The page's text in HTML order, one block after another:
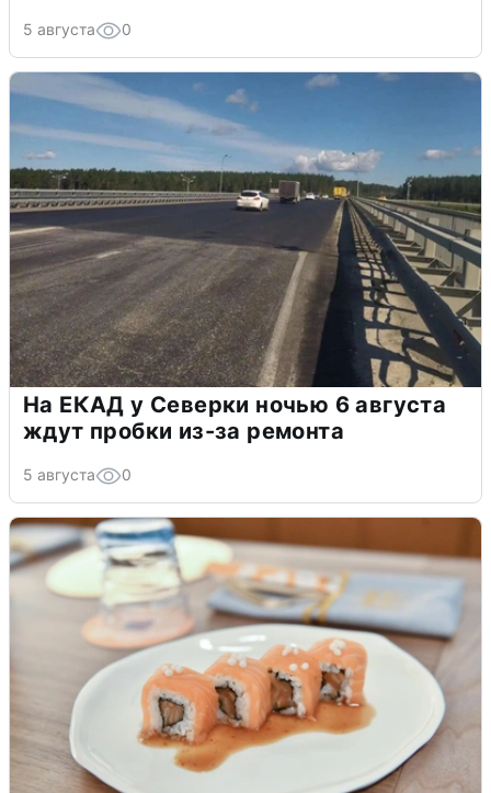
5 августа 0
На ЕКАД у Северки ночью 6 августа
ждут пробки из-за ремонта
5 августа 0